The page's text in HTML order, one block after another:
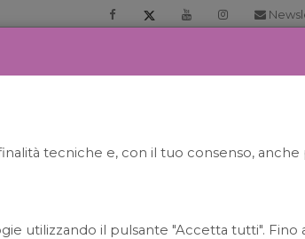
tecniche e, con il tuo consenso,
utilizzando il pulsante "Accetta tutti". Fino